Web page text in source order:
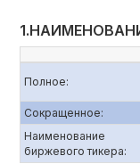
Полное:
Сокращенное:
Наименование
биржевого тикера: